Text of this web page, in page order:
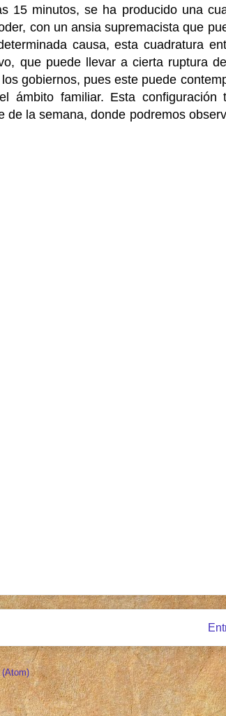
15 minutos, se ha producido una
con un ansia supremacista que
causa, esta cuadratura
que puede llevar a cierta ruptura
gobiernos, pues este puede
ámbito familiar. Esta configuración
de la semana, donde podremos